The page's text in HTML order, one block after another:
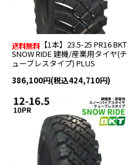
【1本】23.5-25 PR16 BKT
SNOW RIDE 建機/産業用タイヤ(チ
ューブレスタイプ) PLUS
386,100円(税込424,710円)